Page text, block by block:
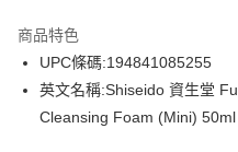
WeChat Pay
送貨方式
商品特色
UPC條碼:194841085255
英文名稱:Shiseido 資生堂
Cleansing Foam (Mini) 50ml